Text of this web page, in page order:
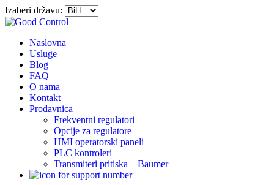
Izaberi državu:
Naslovna
Usluge
Blog
FAQ
O nama
Kontakt
Prodavnica
Frekventni regulatori
Opcije za regulatore
HMI operatorski paneli
PLC kontroleri
Transmiteri pritiska – Baumer